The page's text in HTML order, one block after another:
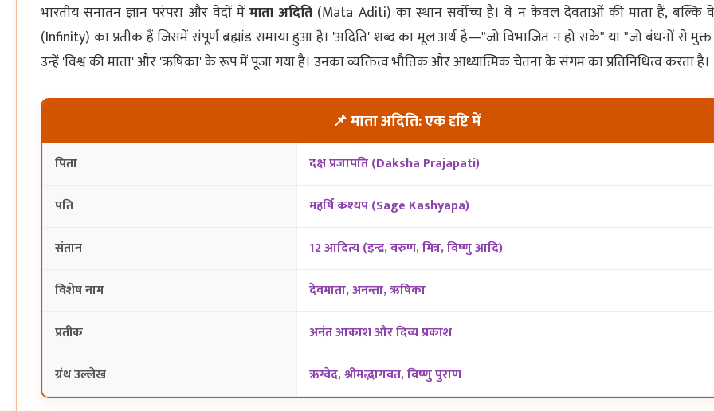
भारतीय सनातन ज्ञान परंपरा और वेदों मेंमाता अदिति (Mata Aditi) का स्थान सर्वोच्च है। वे न केवल देवताओं की माता हैं, बल्कि
(Infinity) का प्रतीक हैं जिसमें संपूर्ण ब्रह्मांड समाया हुआ है। 'अदिति' शब्द का मूल अर्थ है—"जो विभाजित न हो सके" या "जो बंधनों से मुक्त
उन्हें 'विश्व की माता' और 'ऋषिका' के रूप में पूजा गया है। उनका व्यक्तित्व भौतिक और आध्यात्मिक चेतना के संगम का प्रतिनिधित्व करता है।
📌 माता अदिति: एक दृष्टि में
पिता
दक्ष प्रजापति (Daksha Prajapati)
पति
महर्षि कश्यप (Sage Kashyapa)
संतान
12 आदित्य (इन्द्र, वरुण, मित्र, विष्णु आदि)
विशेष नाम
देवमाता, अनन्ता, ऋषिका
प्रतीक
अनंत आकाश और दिव्य प्रकाश
ग्रंथ उल्लेख
ऋग्वेद, श्रीमद्भागवत, विष्णु पुराण